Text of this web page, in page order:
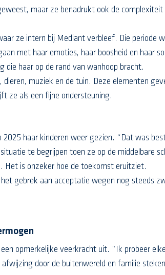
maar ze benadrukt ook de
ze intern bij Mediant verbleef. Die periode
met haar emoties, haar boosheid en haar
haar op de rand van wanhoop bracht.
dieren, muziek en de tuin. Deze elementen
ze als een fijne ondersteuning.
haar kinderen weer gezien. “Dat was
te begrijpen toen ze op de middelbare
Het is onzeker hoe de toekomst eruitziet.
gebrek aan acceptatie wegen nog steeds
opmerkelijke veerkracht uit. “Ik probeer
door de buitenwereld en familie